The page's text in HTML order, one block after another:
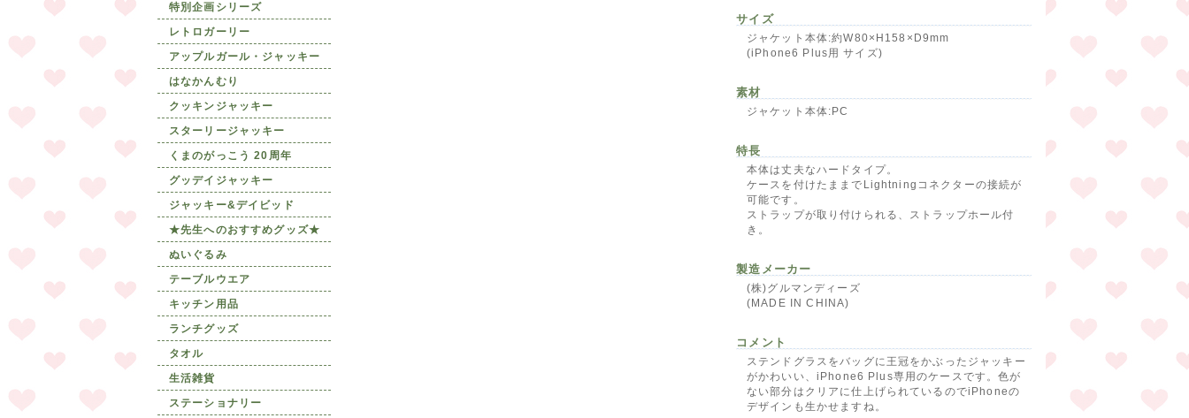
特別企画シリーズ
レトロガーリー
アップルガール・ジャッキー
はなかんむり
クッキンジャッキー
スターリージャッキー
くまのがっこう 20周年
グッデイジャッキー
ジャッキー&デイビッド
★先生へのおすすめグッズ★
ぬいぐるみ
テーブルウエア
キッチン用品
ランチグッズ
タオル
生活雑貨
ステーショナリー
サイズ
ジャケット本体:約W80×H158×D9mm
(iPhone6 Plus用 サイズ)
素材
ジャケット本体:PC
特長
本体は丈夫なハードタイプ。
ケースを付けたままでLightningコネクターの接続が
可能です。
ストラップが取り付けられる、ストラップホール付
き。
製造メーカー
(株)グルマンディーズ
(MADE IN CHINA)
コメント
ステンドグラスをバッグに王冠をかぶったジャッキー
がかわいい、iPhone6 Plus専用のケースです。色が
ない部分はクリアに仕上げられているのでiPhoneの
デザインも生かせますね。